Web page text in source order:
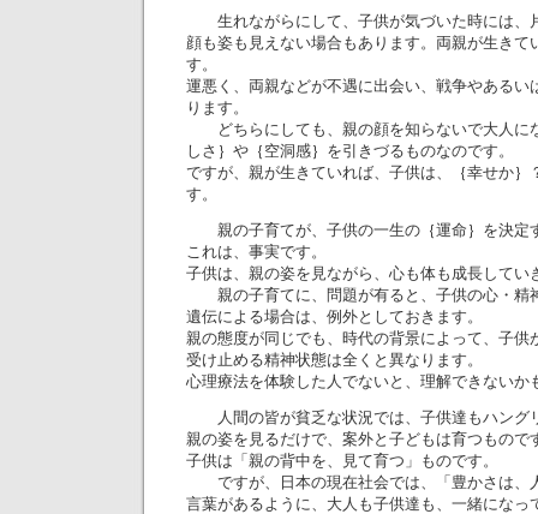
生れながらにして、子供が気づいた時には、
顔も姿も見えない場合もあります。両親が生きて
す。
運悪く、両親などが不遇に出会い、戦争やあるい
ります。
どちらにしても、親の顔を知らないで大人に
しさ｝や｛空洞感｝を引きづるものなのです。
ですが、親が生きていれば、子供は、｛幸せか｝
す。
親の子育てが、子供の一生の｛運命｝を決定
これは、事実です。
子供は、親の姿を見ながら、心も体も成長してい
親の子育てに、問題が有ると、子供の心・精
遺伝による場合は、例外としておきます。
親の態度が同じでも、時代の背景によって、子供
受け止める精神状態は全くと異なります。
心理療法を体験した人でないと、理解できないか
人間の皆が貧乏な状況では、子供達もハング
親の姿を見るだけで、案外と子どもは育つも
子供は「親の背中を、見て育つ」ものです。
ですが、日本の現在社会では、「豊かさは、
言葉があるように、大人も子供達も、一緒になっ